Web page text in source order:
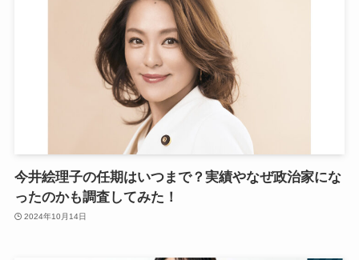
今井絵理子の任期はいつまで？実績やなぜ政治家にな
ったのかも調査してみた！
2024年10月14日